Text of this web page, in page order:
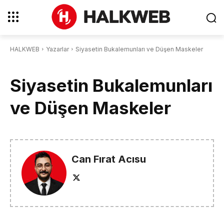
HALKWEB Yazarlar Siyasetin Bukalemunları ve Düşen Maskeler
Siyasetin Bukalemunları
ve Düşen Maskeler
Can Fırat Acısu